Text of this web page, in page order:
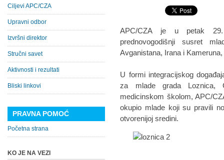
APC/CZA je u petak
prednovogodišnji susret
Avganistana, Irana i
U formi integracijskog
za mlade grada Loznica,
medicinskom školom, APC/
okupio mlade koji su pravili
otvorenijoj sredini.
Ciljevi APC/CZA
Upravni odbor
Izvršni direktor
Stručni savet
Aktivnosti i rezultati
Bliski linkovi
PRAVNA POMOĆ
Početna strana
KO JE NA VEZI